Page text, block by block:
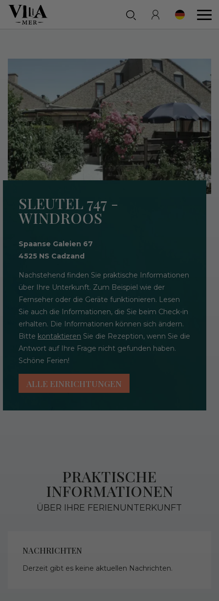
SLEUTEL 747 -
WINDROOS
Spaanse Galeien 67
4525 NS Cadzand
Nachstehend finden Sie praktische Informationen
über Ihre Unterkunft. Zum Beispiel wie der
Fernseher oder die Geräte funktionieren. Lesen
Sie auch die Informationen, die Sie beim Check-in
erhalten. Die Informationen können sich ändern.
Bitte kontaktieren Sie die Rezeption, wenn Sie die
Antwort auf Ihre Frage nicht gefunden haben.
Schöne Ferien!
ALLE EINRICHTUNGEN
PRAKTISCHE
INFORMATIONEN
ÜBER IHRE FERIENUNTERKUNFT
NACHRICHTEN
Derzeit gibt es keine aktuellen Nachrichten.